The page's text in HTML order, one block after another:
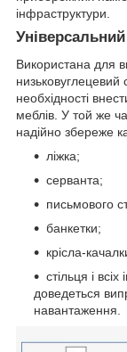
інфраструктури.
Використана для
низьковуглецевий
необхідності
меблів. У той же
надійно збереже
ліжка;
серванта;
письмового
банкетки;
крісла-
стільця і
доведеться
навантаження.